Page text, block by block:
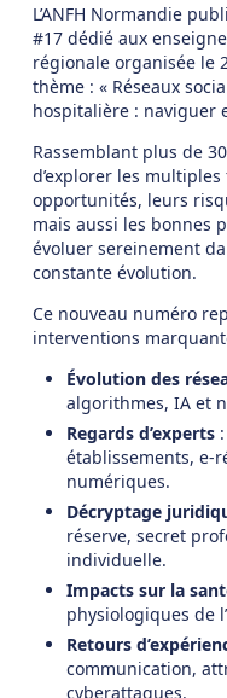
L’ANFH Normandie
#17 dédié aux
régionale organisée le
thème : « Réseaux
hospitalière : naviguer
Rassemblant plus de
d’explorer les
opportunités, leurs
mais aussi les bonnes
évoluer sereinement
constante évolution.
Ce nouveau numéro
interventions
Évolution des
algorithmes, IA et
Regards d’experts
établissements,
numériques.
Décryptage
réserve, secret
individuelle.
Impacts sur la
physiologiques de
Retours
communication,
cyberattaques.